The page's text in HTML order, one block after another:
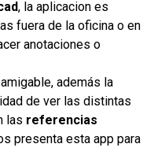
, la aplicacion es
fuera de la oficina o en
anotaciones o
además la
de ver las distintas
las referencias
presenta esta app para